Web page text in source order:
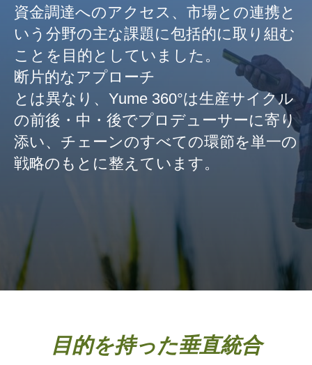
資金調達へのアクセス、市場との連携と
いう分野の主な課題に包括的に取り組む
ことを目的としていました。
断片的なアプローチ
とは異なり、Yume 360°は生産サイクル
の前後・中・後でプロデューサーに寄り
添い、チェーンのすべての環節を単一の
戦略のもとに整えています。
目的を持った垂直統合